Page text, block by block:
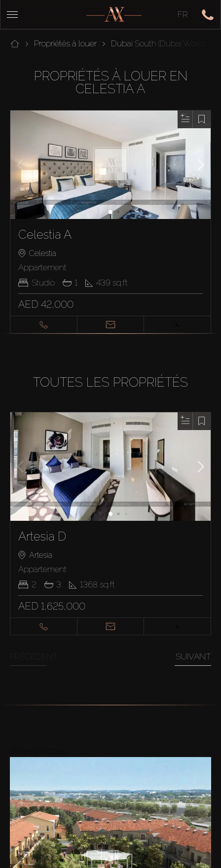
FR
Propriétés à louer Dubai South (Dubai World
PROPRIÉTÉS À LOUER EN
CELESTIA A
Celestia A
Celestia
Appartement
Studio
1 439 sq.ft
AED 42,000
TOUTES LES PROPRIÉTÉS
Artesia D
Artesia
Appartement
2
3 1368 sq.ft
AED 1,625,000
SUIVANT